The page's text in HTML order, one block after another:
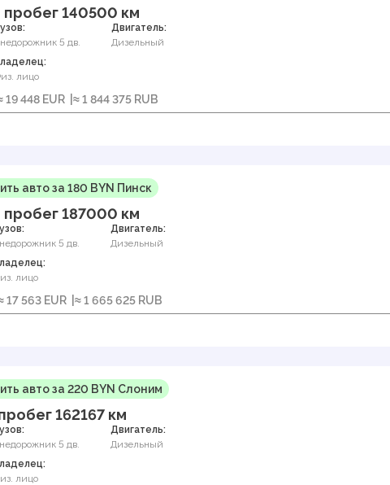
пробег 140500 км
5 дв.
Двигатель:
Дизельный
лицо
19 448 EUR ≈ 1 844 375 RUB
авто за 180 BYN Пинск
пробег 187000 км
5 дв.
Двигатель:
Дизельный
лицо
17 563 EUR ≈ 1 665 625 RUB
авто за 220 BYN Слоним
162167 км
5 дв.
Двигатель:
Дизельный
лицо